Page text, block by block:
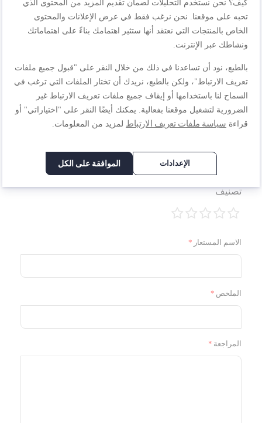
اكتب مراجعتك الخاصة
أنت تراجع:
لتر| EY801D27
الجودة
نجمة
نجوم
نجوم
نجوم
نجوم
تصنيف
نجمة
نجوم
نجوم
نجوم
نجوم
الاسم المستعار
الملخص
المراجعة
كيف؟ نحن نستخدم التحليلات لضمان تقديم المزيد من المحتوى الذي
تحبه على موقعنا. نحن نرغب فقط في عرض الإعلانات والمحتوى
الخاص بالمنتجات التي نعتقد أنها ستثير اهتمامك بناءً على اهتماماتك
ونشاطك عبر الإنترنت.
بالطبع، نود أن تساعدنا في ذلك من خلال النقر على "قبول جميع ملفات
تعريف الارتباط"، ولكن بالطبع، نريدك أن تختار الملفات التي ترغب في
السماح لنا باستخدامها أو إيقاف جميع ملفات تعريف الارتباط غير
الضرورية لتشغيل موقعنا بفعالية. يمكنك أيضًا النقر على "اختياراتي" أو
قراءة سياسة ملفات تعريف الارتباط لمزيد من المعلومات.
الإعدادات الموافقة على الكل